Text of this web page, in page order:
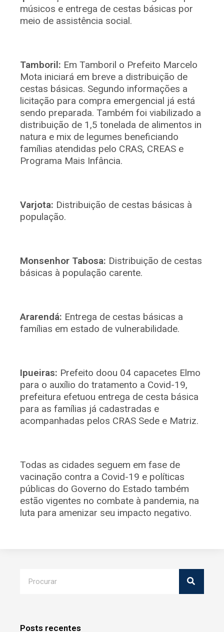
músicos e entrega de cestas básicas por
meio de assistência social.
Tamboril: Em Tamboril o Prefeito Marcelo
Mota iniciará em breve a distribuição de
cestas básicas. Segundo informações a
licitação para compra emergencial já está
sendo preparada. Também foi viabilizado a
distribuição de 1,5 tonelada de alimentos in
natura e mix de legumes beneficiando
famílias atendidas pelo CRAS, CREAS e
Programa Mais Infância.
Varjota: Distribuição de cestas básicas à
população.
Monsenhor Tabosa: Distribuição de cestas
básicas à população carente.
Ararendá: Entrega de cestas básicas a
famílias em estado de vulnerabilidade.
Ipueiras: Prefeito doou 04 capacetes Elmo
para o auxílio do tratamento a Covid-19,
prefeitura efetuou entrega de cesta básica
para as famílias já cadastradas e
acompanhadas pelos CRAS Sede e Matriz.
Todas as cidades seguem em fase de
vacinação contra a Covid-19 e políticas
públicas do Governo do Estado também
estão vigentes no combate à pandemia, na
luta para amenizar seu impacto negativo.
Posts recentes